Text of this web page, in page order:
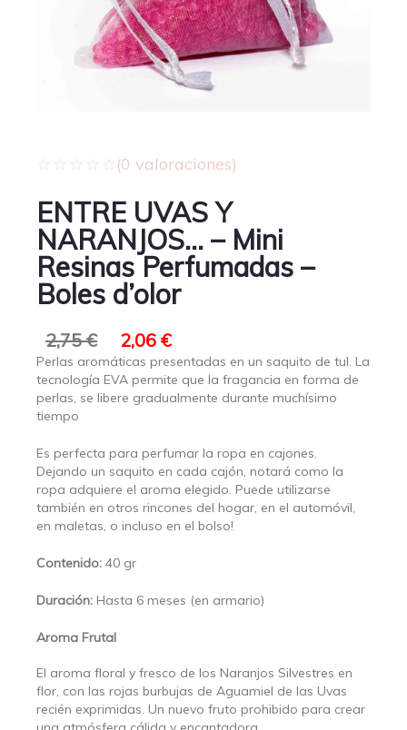
(0 valoraciones)
ENTRE UVAS Y
NARANJOS… – Mini
Resinas Perfumadas –
Boles d’olor
2,75€ 2,06 €
Perlas aromáticas presentadas en un saquito de tul. La
tecnología EVA permite que la fragancia en forma de
perlas, se libere gradualmente durante muchísimo
tiempo
Es perfecta para perfumar la ropa en cajones.
Dejando un saquito en cada cajón, notará como la
ropa adquiere el aroma elegido. Puede utilizarse
también en otros rincones del hogar, en el automóvil,
en maletas, o incluso en el bolso!
Contenido: 40 gr
Duración: Hasta 6 meses (en armario)
Aroma Frutal
El aroma floral y fresco de los Naranjos Silvestres en
flor, con las rojas burbujas de Aguamiel de las Uvas
recién exprimidas. Un nuevo fruto prohibido para crear